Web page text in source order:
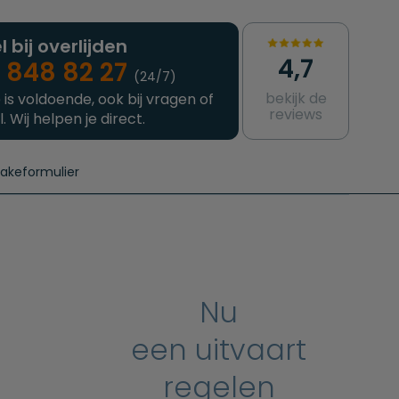
bij overlijden
82 27 (24/7)
voldoende, ook bij vragen of
Wij helpen je direct.
4,7
bekijk de
reviews
Nu
een uitvaart
regelen